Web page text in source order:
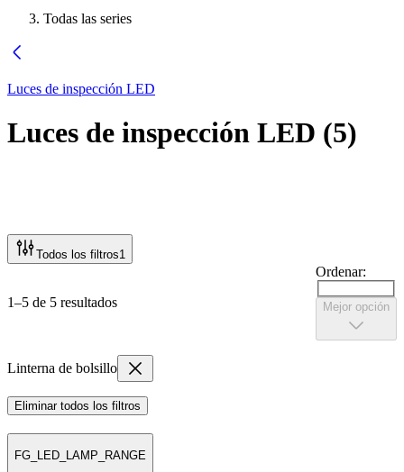
Todas las series
Luces de inspección LED
Luces de inspección LED (5)
Todos los filtros1
1–5 de 5 resultados
Ordenar:
Mejor opción
Linterna de bolsillo
Eliminar todos los filtros
FG_LED_LAMP_RANGE